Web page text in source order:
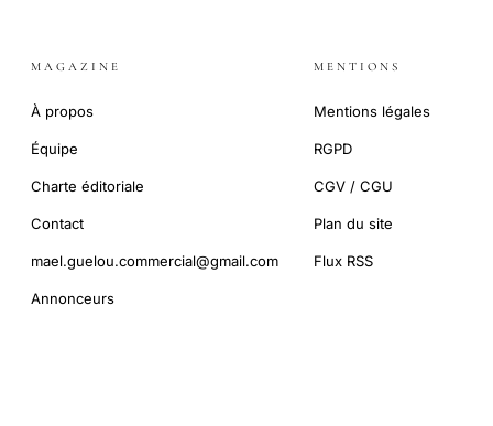
MAGAZINE
À propos
Équipe
Charte éditoriale
Contact
mael.guelou.commercial@gmail.com
Annonceurs
MENTIONS
Mentions légales
RGPD
CGV / CGU
Plan du site
Flux RSS